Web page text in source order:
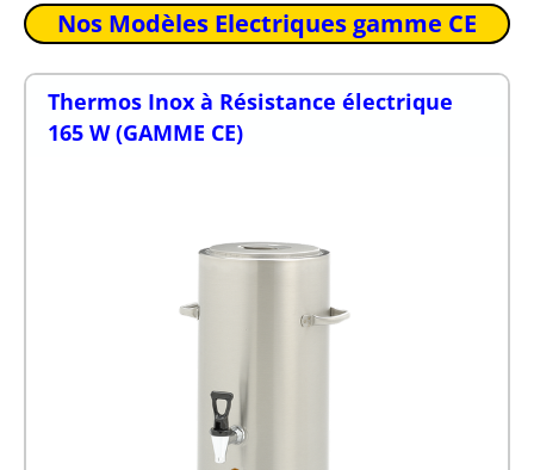
Nos Modèles Electriques gamme CE
Thermos Inox à Résistance électrique
165 W (GAMME CE)